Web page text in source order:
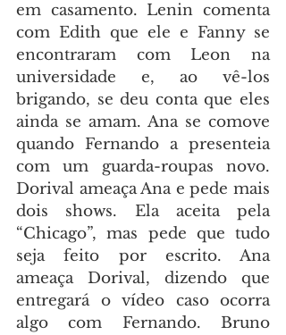
em casamento. Lenin comenta
com Edith que ele e Fanny se
encontraram com Leon na
universidade e, ao vê-los
brigando, se deu conta que eles
ainda se amam. Ana se comove
quando Fernando a presenteia
com um guarda-roupas novo.
Dorival ameaça Ana e pede mais
dois shows. Ela aceita pela
“Chicago”, mas pede que tudo
seja feito por escrito. Ana
ameaça Dorival, dizendo que
entregará o vídeo caso ocorra
algo com Fernando. Bruno